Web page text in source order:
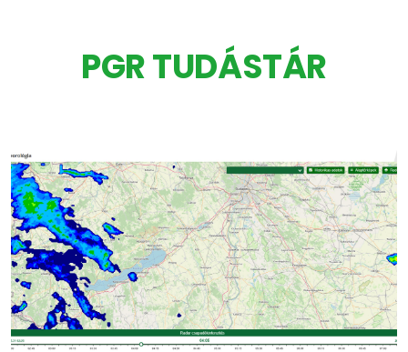
PGR TUDÁSTÁR